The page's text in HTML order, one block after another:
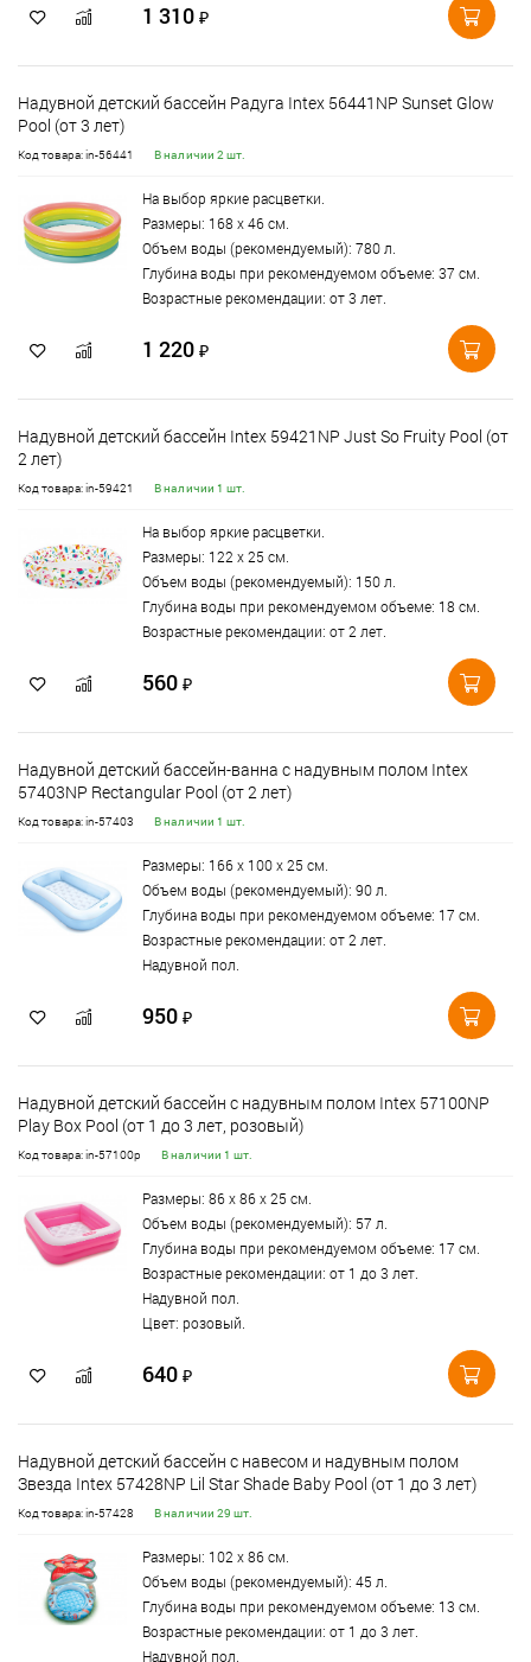
1 310₽
Надувной детский бассейн Радуга Intex 56441NP Sunset Glow
Pool (от 3 лет)
Код товара: in-56441 В наличии 2 шт.
На выбор яркие расцветки.
Размеры: 168 х 46 см.
Объем воды (рекомендуемый): 780 л.
Глубина воды при рекомендуемом объеме: 37 см.
Возрастные рекомендации: от 3 лет.
1 220₽
Надувной детский бассейн Intex 59421NP Just So Fruity Pool (от
2 лет)
Код товара: in-59421 В наличии 1 шт.
На выбор яркие расцветки.
Размеры: 122 х 25 см.
Объем воды (рекомендуемый): 150 л.
Глубина воды при рекомендуемом объеме: 18 см.
Возрастные рекомендации: от 2 лет.
560₽
Надувной детский бассейн-ванна с надувным полом Intex
57403NP Rectangular Pool (от 2 лет)
Код товара: in-57403 В наличии 1 шт.
Размеры: 166 х 100 х 25 см.
Объем воды (рекомендуемый): 90 л.
Глубина воды при рекомендуемом объеме: 17 см.
Возрастные рекомендации: от 2 лет.
Надувной пол.
950₽
Надувной детский бассейн с надувным полом Intex 57100NP
Play Box Pool (от 1 до 3 лет, розовый)
Код товара: in-57100p В наличии 1 шт.
Размеры: 86 х 86 х 25 см.
Объем воды (рекомендуемый): 57 л.
Глубина воды при рекомендуемом объеме: 17 см.
Возрастные рекомендации: от 1 до 3 лет.
Надувной пол.
Цвет: розовый.
640₽
Надувной детский бассейн с навесом и надувным полом
Звезда Intex 57428NP Lil Star Shade Baby Pool (от 1 до 3 лет)
Код товара: in-57428 В наличии 29 шт.
Размеры: 102 х 86 см.
Объем воды (рекомендуемый): 45 л.
Глубина воды при рекомендуемом объеме: 13 см.
Возрастные рекомендации: от 1 до 3 лет.
Надувной пол.